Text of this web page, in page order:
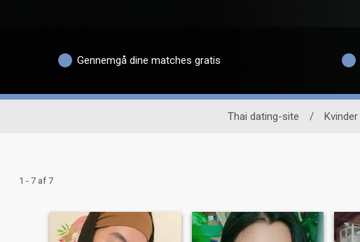
Gennemgå dine matches gratis
Thai dating-site / Kvinder
1 - 7 af 7